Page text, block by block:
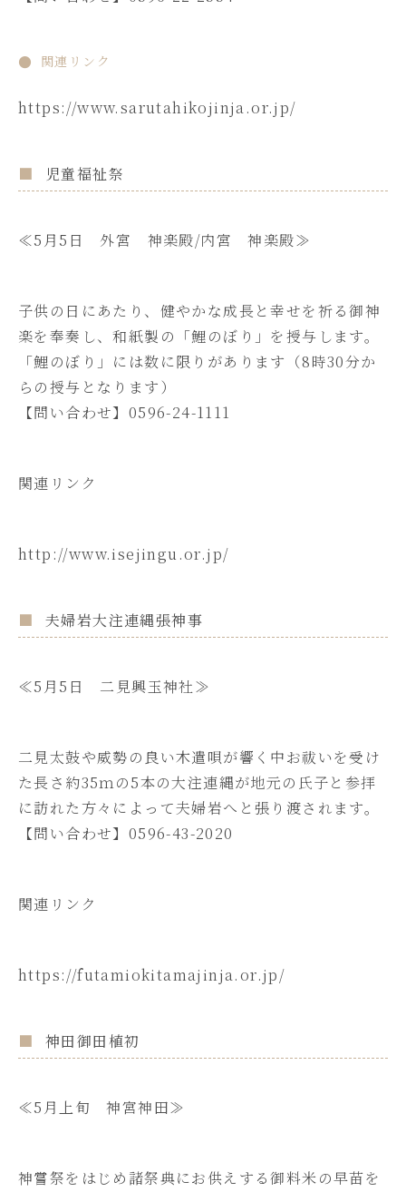
関連リンク
https://www.sarutahikojinja.or.jp/
児童福祉祭
≪5月5日 外宮 神楽殿/内宮 神楽殿≫
子供の日にあたり、健やかな成長と幸せを祈る御神
楽を奉奏し、和紙製の「鯉のぼり」を授与します。
「鯉のぼり」には数に限りがあります（8時30分か
らの授与となります）
【問い合わせ】0596-24-1111
関連リンク
http://www.isejingu.or.jp/
夫婦岩大注連縄張神事
≪5月5日 二見興玉神社≫
二見太鼓や威勢の良い木遣唄が響く中お祓いを受け
た長さ約35ｍの5本の大注連縄が地元の氏子と参拝
に訪れた方々によって夫婦岩へと張り渡されます。
【問い合わせ】0596-43-2020
関連リンク
https://futamiokitamajinja.or.jp/
神田御田植初
≪5月上旬 神宮神田≫
神嘗祭をはじめ諸祭典にお供えする御料米の早苗を